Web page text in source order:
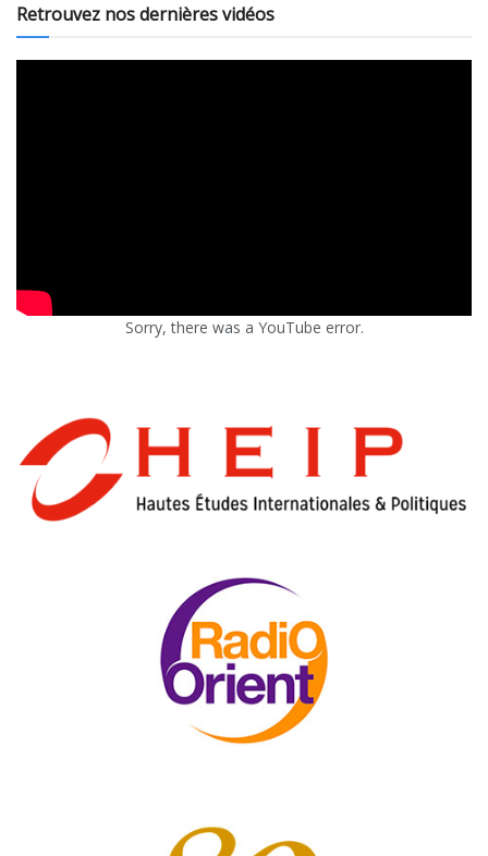
Retrouvez nos dernières vidéos
Sorry, there was a YouTube error.